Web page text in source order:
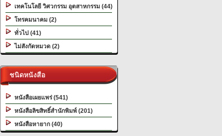
เทคโนโลยี วิศวกรรม อุตสาหกรรม (44)
โทรคมนาคม (2)
ทั่วไป (41)
ไม่สังกัดหมวด (2)
ชนิดหนังสือ
หนังสือเผยแพร่ (541)
หนังสือลิขสิทธิ์สำนักพิมพ์ (201)
หนังสือหายาก (40)